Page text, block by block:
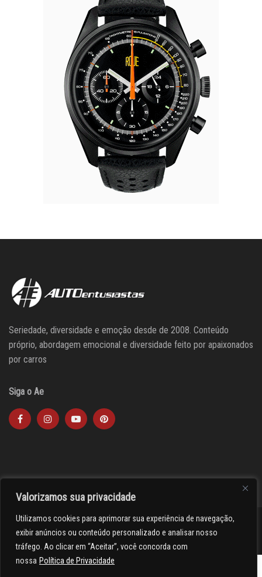
Valorizamos sua privacidade
Utilizamos cookies para aprimorar sua experiência de navegação,
exibir anúncios ou conteúdo personalizado e analisar nosso
tráfego. Ao clicar em “Aceitar”, você concorda com
nossa Política de Privacidade
Seriedade, diversidade e emoção desde de 2008. Conteúdo
próprio, abordagem emocional e diversidade feito por apaixonados
por carros
Siga o Ae
><(((º> 17